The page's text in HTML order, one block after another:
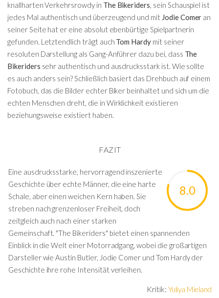
knallharten Verkehrsrowdy in The Bikeriders, sein Schauspiel ist
jedes Mal authentisch und überzeugend und mit Jodie Comer an
seiner Seite hat er eine absolut ebenbürtige Spielpartnerin
gefunden. Letztendlich trägt auch Tom Hardy mit seiner
resoluten Darstellung als Gang-Anführer dazu bei, dass The
Bikeriders sehr authentisch und ausdrucksstark ist. Wie sollte
es auch anders sein? Schließlich basiert das Drehbuch auf einem
Fotobuch, das die Bilder echter Biker beinhaltet und sich um die
echten Menschen dreht, die in Wirklichkeit existieren
beziehungsweise existiert haben.
FAZIT
8.0
Eine ausdrucksstarke, hervorragend inszenierte
Geschichte über echte Männer, die eine harte
Schale, aber einen weichen Kern haben. Sie
streben nach grenzenloser Freiheit, doch
zeitgleich auch nach einer starken
Gemeinschaft. "The Bikeriders" bietet einen spannenden
Einblick in die Welt einer Motorradgang, wobei die großartigen
Darsteller wie Austin Butler, Jodie Comer und Tom Hardy der
Geschichte ihre rohe Intensität verleihen.
Kritik: Yuliya Mieland